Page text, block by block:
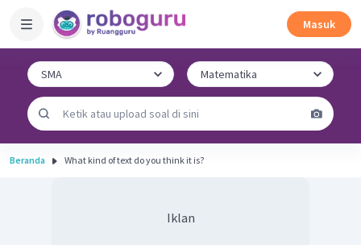
Masuk
Beranda What kind of text do you think it is?
Iklan